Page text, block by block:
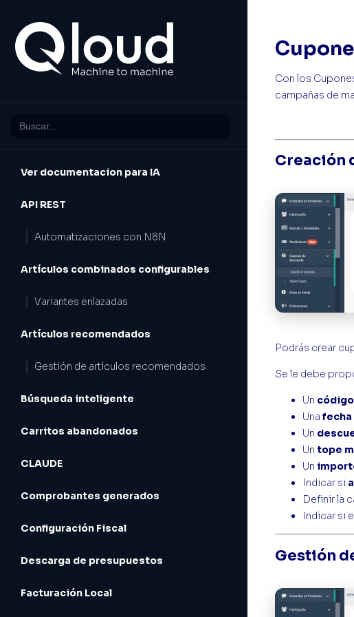
Ver documentacion para IA
API REST
Automatizaciones con N8N
Artículos combinados configurables
Variantes enlazadas
Artículos recomendados
Gestión de artículos recomendados
Búsqueda inteligente
Carritos abandonados
CLAUDE
Comprobantes generados
Configuración Fiscal
Descarga de presupuestos
Facturación Local
Con los
campañas de
Creación
Podrás crear
Se le debe
Un
Una fecha
Un
Un tope
Un
Indicar si
Definir la
Indicar si
Gestión